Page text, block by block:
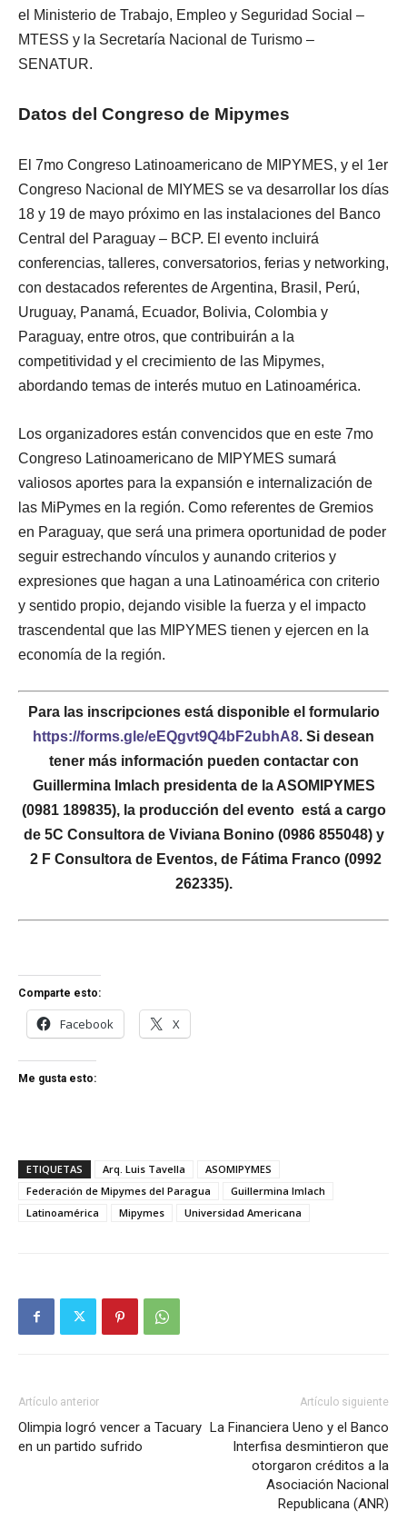
el Ministerio de Trabajo, Empleo y Seguridad Social –
MTESS y la Secretaría Nacional de Turismo –
SENATUR.
Datos del Congreso de Mipymes
El 7mo Congreso Latinoamericano de MIPYMES, y el 1er
Congreso Nacional de MIYMES se va desarrollar los días
18 y 19 de mayo próximo en las instalaciones del Banco
Central del Paraguay – BCP. El evento incluirá
conferencias, talleres, conversatorios, ferias y networking,
con destacados referentes de Argentina, Brasil, Perú,
Uruguay, Panamá, Ecuador, Bolivia, Colombia y
Paraguay, entre otros, que contribuirán a la
competitividad y el crecimiento de las Mipymes,
abordando temas de interés mutuo en Latinoamérica.
Los organizadores están convencidos que en este 7mo
Congreso Latinoamericano de MIPYMES sumará
valiosos aportes para la expansión e internalización de
las MiPymes en la región. Como referentes de Gremios
en Paraguay, que será una primera oportunidad de poder
seguir estrechando vínculos y aunando criterios y
expresiones que hagan a una Latinoamérica con criterio
y sentido propio, dejando visible la fuerza y el impacto
trascendental que las MIPYMES tienen y ejercen en la
economía de la región.
Para las inscripciones está disponible el formulario
https://forms.gle/eEQgvt9Q4bF2ubhA8. Si desean
tener más información pueden contactar con
Guillermina Imlach presidenta de la ASOMIPYMES
(0981 189835), la producción del evento está a cargo
de 5C Consultora de Viviana Bonino (0986 855048) y
2 F Consultora de Eventos, de Fátima Franco (0992
262335).
Comparte esto:
Facebook X
Me gusta esto:
ETIQUETAS Arq. Luis Tavella
ASOMIPYMES
Federación de Mipymes del Paragua
Guillermina Imlach
Latinoamérica
Mipymes Universidad Americana
Artículo anterior
Olimpia logró vencer a Tacuary
en un partido sufrido
Artículo siguiente
La Financiera Ueno y el Banco
Interfisa desmintieron que
otorgaron créditos a la
Asociación Nacional
Republicana (ANR)